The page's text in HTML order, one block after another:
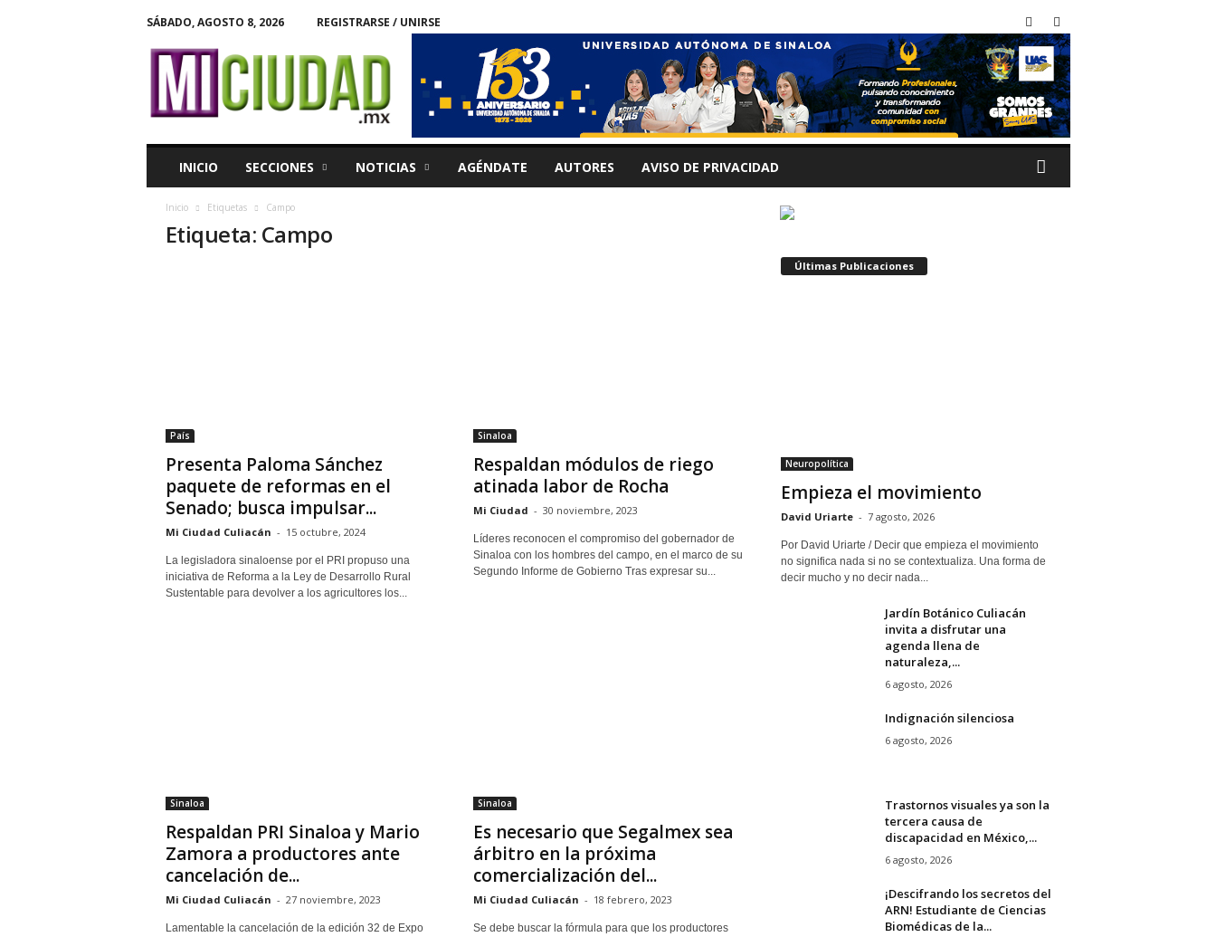
SÁBADO, AGOSTO 8, 2026 REGISTRARSE / UNIRSE
u
INICIO SECCIONES NOTICIAS AGÉNDATE AUTORES AVISO DE PRIVACIDAD
Inicio Etiquetas Campo
Etiqueta: Campo
País
Presenta Paloma Sánchez
paquete de reformas en el
Senado; busca impulsar...
Mi Ciudad Culiacán - 15 octubre, 2024
La legisladora sinaloense por el PRI propuso una
iniciativa de Reforma a la Ley de Desarrollo Rural
Sustentable para devolver a los agricultores los...
Sinaloa
Respaldan módulos de riego
atinada labor de Rocha
Mi Ciudad - 30 noviembre, 2023
Líderes reconocen el compromiso del gobernador de
Sinaloa con los hombres del campo, en el marco de su
Segundo Informe de Gobierno Tras expresar su...
Sinaloa
Respaldan PRI Sinaloa y Mario
Zamora a productores ante
cancelación de...
Mi Ciudad Culiacán - 27 noviembre, 2023
Lamentable la cancelación de la edición 32 de Expo
Sinaloa
Es necesario que Segalmex sea
árbitro en la próxima
comercialización del...
Mi Ciudad Culiacán - 18 febrero, 2023
Se debe buscar la fórmula para que los productores
Últimas Publicaciones
Neuropolítica
Empieza el movimiento
David Uriarte - 7 agosto, 2026
Por David Uriarte / Decir que empieza el movimiento
no significa nada si no se contextualiza. Una forma de
decir mucho y no decir nada...
Jardín Botánico Culiacán
invita a disfrutar una
agenda llena de
naturaleza,...
6 agosto, 2026
Indignación silenciosa
6 agosto, 2026
Trastornos visuales ya son la
tercera causa de
discapacidad en México,...
6 agosto, 2026
¡Descifrando los secretos del
ARN! Estudiante de Ciencias
Biomédicas de la...